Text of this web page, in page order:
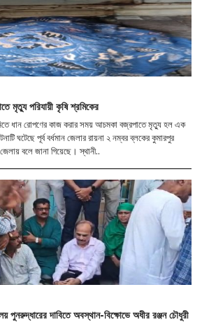
মৃত্যু পরিযায়ী কৃষি শ্রমিকের
ধান রোপণের কাজ করার সময় আচমকা বজ্রপাতে মৃত্যু হল এক
ঘটেছে পূর্ব বর্ধমান জেলার রায়না ২ নম্বর ব্লকের কুমারপুর
মৌজায়। মৃত শ্রমিকের বাড়ি বাঁকুড়া জেলায় বলে জানা গিয়েছে। স্থানী..
পুনরুদ্ধারের দাবিতে অবস্থান-বিক্ষোভে অধীর রঞ্জন চৌধুরী